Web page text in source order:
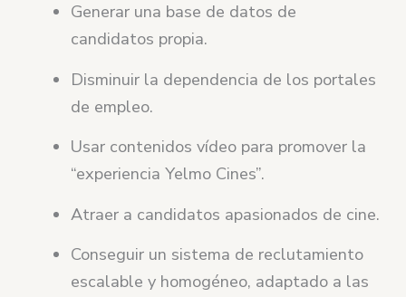
Generar una base de datos de
candidatos propia.
Disminuir la dependencia de los portales
de empleo.
Usar contenidos vídeo para promover la
“experiencia Yelmo Cines”.
Atraer a candidatos apasionados de cine.
Conseguir un sistema de reclutamiento
escalable y homogéneo, adaptado a las